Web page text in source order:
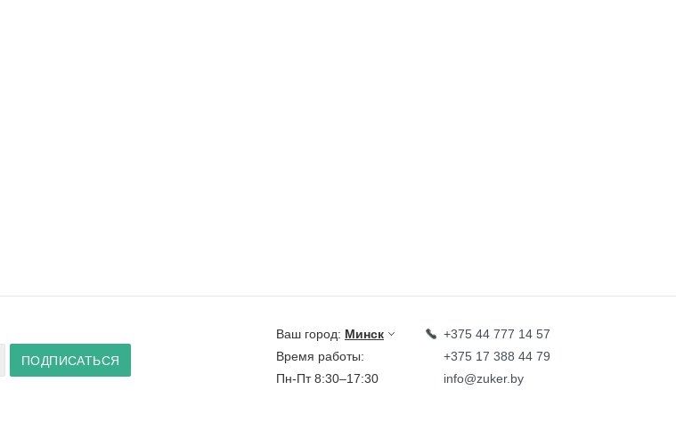
Ваш город: Минск
Время работы:
Пн-Пт 8:30–17:30
+375 44 777 14 57
+375 17 388 44 79
info@zuker.by